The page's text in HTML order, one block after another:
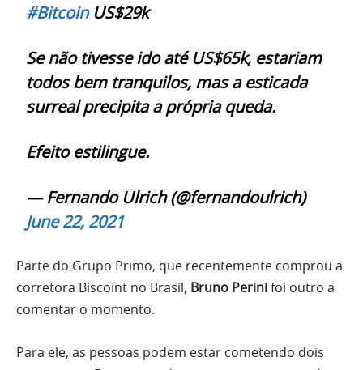
#BitcoinUS$29k
Se não tivesse ido até US$65k, estariam
todos bem tranquilos, mas a esticada
surreal precipita a própria queda.
Efeito estilingue.
— Fernando Ulrich (@fernandoulrich)
June 22, 2021
Parte do Grupo Primo, que recentemente comprou a
corretora Biscoint no Brasil, Bruno Perinifoi outro a
comentar o momento.
Para ele, as pessoas podem estar cometendo dois